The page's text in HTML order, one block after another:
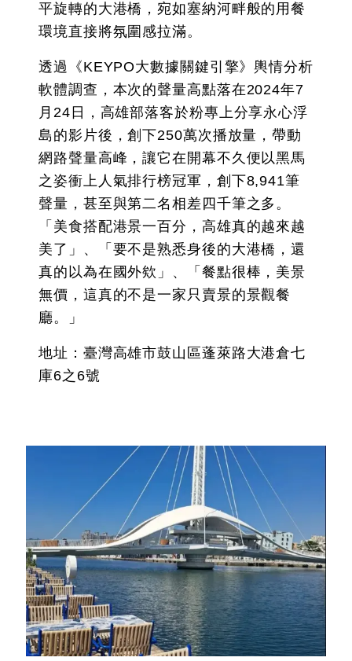
平旋轉的大港橋，宛如塞納河畔般的用餐
環境直接將氛圍感拉滿。
透過《KEYPO大數據關鍵引擎》輿情分析
軟體調查，本次的聲量高點落在2024年7
月24日，高雄部落客於粉專上分享永心浮
島的影片後，創下250萬次播放量，帶動
網路聲量高峰，讓它在開幕不久便以黑馬
之姿衝上人氣排行榜冠軍，創下8,941筆
聲量，甚至與第二名相差四千筆之多。
「美食搭配港景一百分，高雄真的越來越
美了」、「要不是熟悉身後的大港橋，還
真的以為在國外欸」、「餐點很棒，美景
無價，這真的不是一家只賣景的景觀餐
廳。」
地址：臺灣高雄市鼓山區蓬萊路大港倉七
庫6之6號